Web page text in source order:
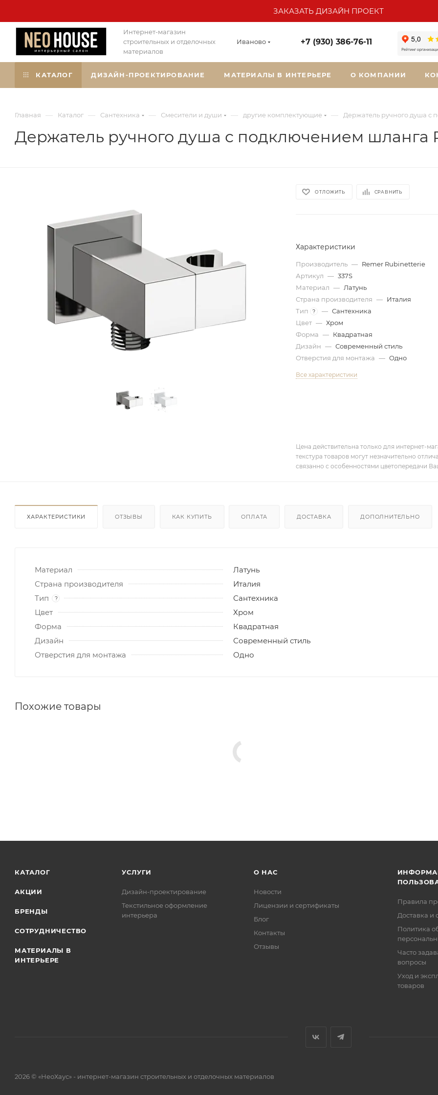
ЗАКАЗАТЬ ДИЗАЙН ПРОЕКТ
Интернет-магазин
строительных и отделочных
материалов
Иваново +7 (930) 386-76-11
КАТАЛОГ ДИЗАЙН-ПРОЕКТИРОВАНИЕ МАТЕРИАЛЫ В ИНТЕРЬЕРЕ О КОМПАНИИ
Главная — Каталог — Сантехника — Смесители и души — другие комплектующие — Держатель ручного душа с
Держатель ручного душа с подключением шланга
ОТЛОЖИТЬ СРАВНИТЬ
Характеристики
Производитель — Remer Rubinetterie
Артикул — 337S
Материал — Латунь
Страна производителя — Италия
Тип
? — Сантехника
Цвет — Хром
Форма — Квадратная
Дизайн — Современный стиль
Отверстия для монтажа — Одно
Все характеристики
Цена действительна только для интернет-
текстура товаров могут незначительно
связанно с особенностями цветопередачи
ХАРАКТЕРИСТИКИ ОТЗЫВЫ КАК КУПИТЬ ОПЛАТА ДОСТАВКА ДОПОЛНИТЕЛЬНО
Материал
Латунь
Страна производителя
Италия
Тип
?
Сантехника
Цвет
Хром
Форма
Квадратная
Дизайн
Современный стиль
Отверстия для монтажа
Одно
Похожие товары
КАТАЛОГ
АКЦИИ
БРЕНДЫ
СОТРУДНИЧЕСТВО
МАТЕРИАЛЫ В
ИНТЕРЬЕРЕ
УСЛУГИ
Дизайн-проектирование
Текстильное оформление
интерьера
О НАС
Новости
Лицензии и сертификаты
Блог
Контакты
Отзывы
Правила
Доставка и
Политика
Часто
вопросы
Уход и
товаров
2026 © «НеоХаус» - интернет-магазин строительных и отделочных материалов